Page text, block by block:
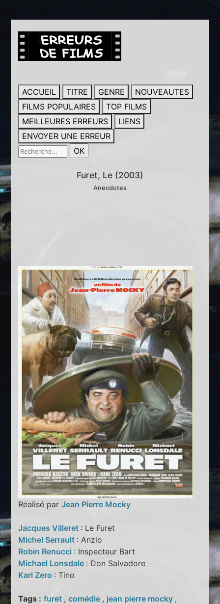
ACCUEIL TITRE GENRE
NOUVEAUTES
FILMS POPULAIRES
TOP FILMS
MEILLEURES ERREURS
LIENS
ENVOYER UNE ERREUR
Furet, Le (2003)
Anecdotes
Réalisé parJean Pierre Mocky
Jacques Villeret : Le Furet
Michel Serrault : Anzio
Robin Renucci : Inspecteur Bart
Michael Lonsdale : Don Salvadore
Karl Zero : Tino
Tags : furet ,comédie , jean pierre mocky ,